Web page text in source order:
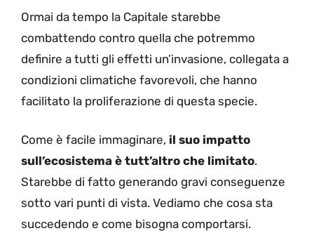
Ormai da tempo la Capitale starebbe
combattendo contro quella che potremmo
definire a tutti gli effetti un’invasione, collegata a
condizioni climatiche favorevoli, che hanno
facilitato la proliferazione di questa specie.
Come è facile immaginare, il suo impatto
sull’ecosistema è tutt’altro che limitato.
Starebbe di fatto generando gravi conseguenze
sotto vari punti di vista. Vediamo che cosa sta
succedendo e come bisogna comportarsi.